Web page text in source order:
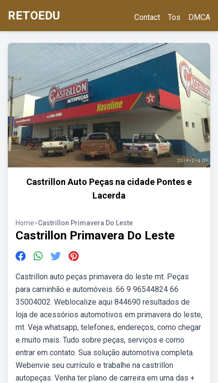
RETOEDU Contact Tos DMCA
Castrillon Auto Peças na cidade Pontes e
Lacerda
Home>Castrillon Primavera Do Leste
Castrillon Primavera Do Leste
Castrillon auto peças primavera do leste mt. Peças
para caminhão e automóveis. 66 9 96544824 66
35004002. Weblocalize aqui 844690 resultados de
loja de acessórios automotivos em primavera do leste,
mt. Veja whatsapp, telefones, endereços, como chegar
e muito mais. Tudo sobre peças, serviços e como
entrar em contato. Sua solução automotiva completa.
Webenvie seu currículo e trabalhe na castrillon
autopeças. Venha ter plano de carreira em uma das +